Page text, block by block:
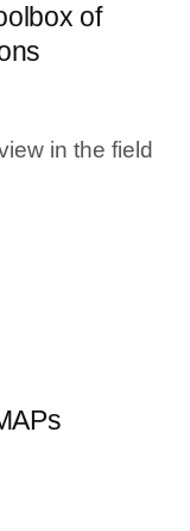
of
in the field